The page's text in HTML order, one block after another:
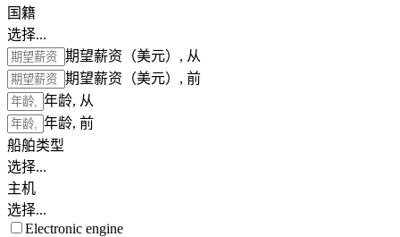
国籍
选择...
期望薪资（美元）, 从
期望薪资（美元）, 前
年龄, 从
年龄, 前
船舶类型
选择...
主机
选择...
Electronic engine